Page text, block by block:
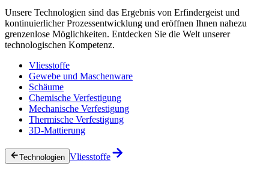
Unsere Technologien sind das Ergebnis von Erfindergeist und
kontinuierlicher Prozessentwicklung und eröffnen Ihnen nahezu
grenzenlose Möglichkeiten. Entdecken Sie die Welt unserer
technologischen Kompetenz.
Vliesstoffe
Gewebe und Maschenware
Schäume
Chemische Verfestigung
Mechanische Verfestigung
Thermische Verfestigung
3D-Mattierung
Technologien Vliesstoffe